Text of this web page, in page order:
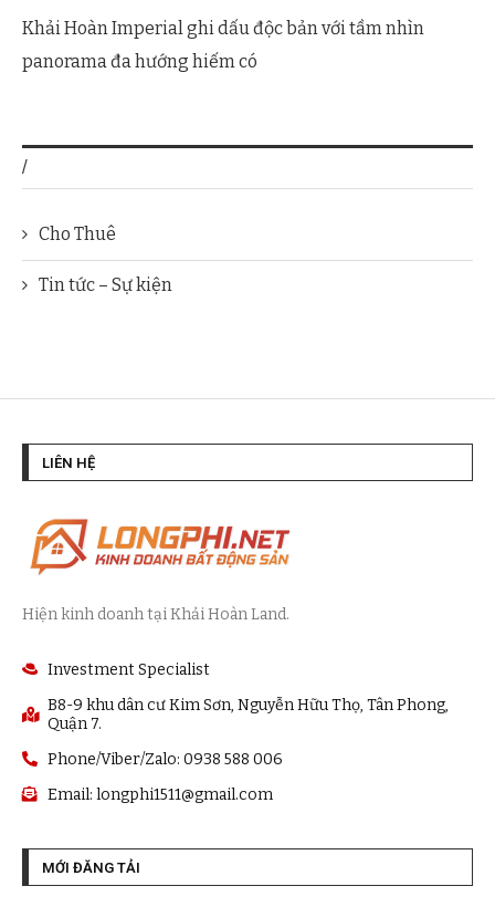
Khải Hoàn Imperial ghi dấu độc bản với tầm nhìn
panorama đa hướng hiếm có
/
Cho Thuê
Tin tức – Sự kiện
LIÊN HỆ
Hiện kinh doanh tại Khải Hoàn Land.
Investment Specialist
B8-9 khu dân cư Kim Sơn, Nguyễn Hữu Thọ, Tân Phong,
Quận 7.
Phone/Viber/Zalo: 0938 588 006
Email: longphi1511@gmail.com
MỚI ĐĂNG TẢI